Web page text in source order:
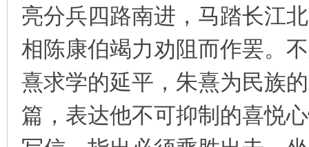
亮分兵四路南进，马踏长江
相陈康伯竭力劝阻而作罢。
熹求学的延平，朱熹为民族
篇，表达他不可抑制的喜悦